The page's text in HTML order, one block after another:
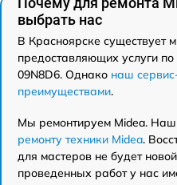
выбрать нас
В Красноярске существует
предоставляющих услуги по
09N8D6. Однако наш
преимуществами.
Мы ремонтируем Midea.
ремонту техники Midea.
для мастеров не будет
проведенных работ у нас